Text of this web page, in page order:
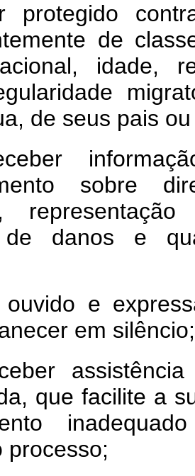
de
idade,
de seus pais
sobre
de danos e
e
em silêncio;
assistência
que facilite a
processo;